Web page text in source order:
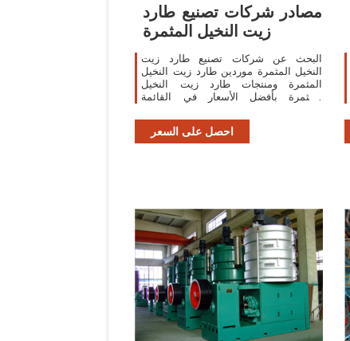
مصادر شركات تصنيع طارد
زيت النخيل المثمرة
البحث عن شركات تصنيع طارد زيت
النخيل المثمرة موردين طارد زيت النخيل
المثمرة ومنتجات طارد زيت النخيل
المثمرة بأفضل الأسعار في القائمة
احصل على السعر